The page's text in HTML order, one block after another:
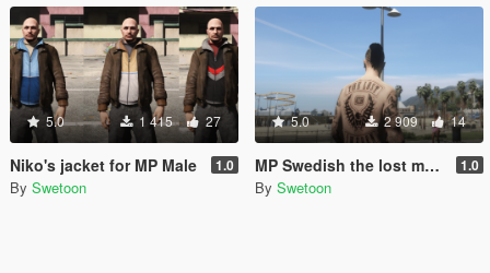
5.0 1 415 27
Niko's jacket for MP Male 1.0
By Swetoon
5.0 2 909 14
MP Swedish the lost mc tattoo 1.0
By Swetoon